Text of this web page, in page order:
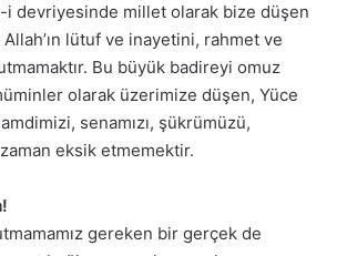
i devriyesinde millet olarak bize düşen
lütuf ve inayetini, rahmet ve
Bu büyük badireyi omuz
olarak üzerimize düşen, Yüce
senamızı, şükrümüzü,
eksik etmemektir.
gereken bir gerçek de